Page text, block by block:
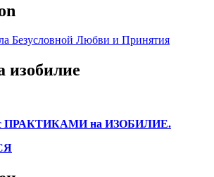
Безусловной Любви и Принятия
изобилие
с ПРАКТИКАМИ на ИЗОБИЛИЕ.